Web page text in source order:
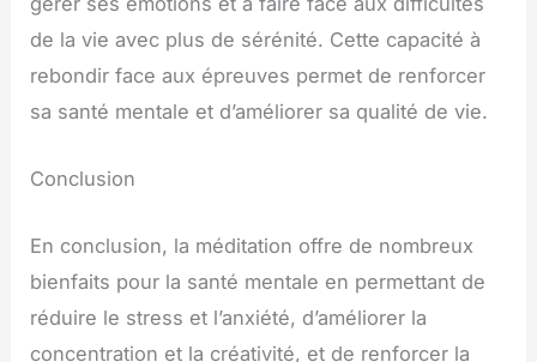
de la vie avec plus de sérénité. Cette capacité à
rebondir face aux épreuves permet de renforcer
sa santé mentale et d’améliorer sa qualité de vie.
Conclusion
En conclusion, la méditation offre de nombreux
bienfaits pour la santé mentale en permettant de
réduire le stress et l’anxiété, d’améliorer la
concentration et la créativité, et de renforcer la